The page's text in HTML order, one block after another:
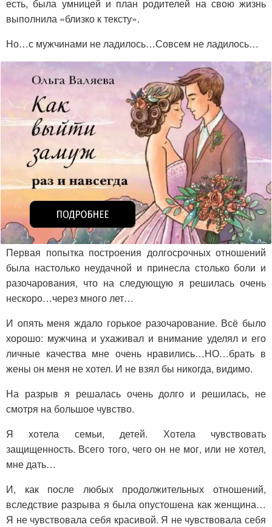
есть, была умницей и план родителей на свою жизнь
выполнила «близко к тексту».
Но…с мужчинами не ладилось…Совсем не ладилось…
Первая попытка построения долгосрочных отношений
была настолько неудачной и принесла столько боли и
разочарования, что на следующую я решилась очень
нескоро…через много лет…
И опять меня ждало горькое разочарование. Всё было
хорошо: мужчина и ухаживал и внимание уделял и его
личные качества мне очень нравились…НО…брать в
жены он меня не хотел. И не взял бы никогда, видимо.
На разрыв я решалась очень долго и решилась, не
смотря на большое чувство.
Я хотела семьи, детей. Хотела чувствовать
защищенность. Всего того, чего он не мог, или не хотел,
мне дать…
И, как после любых продолжительных отношений,
вследствие разрыва я была опустошена как женщина…
Я не чувствовала себя красивой. Я не чувствовала себя